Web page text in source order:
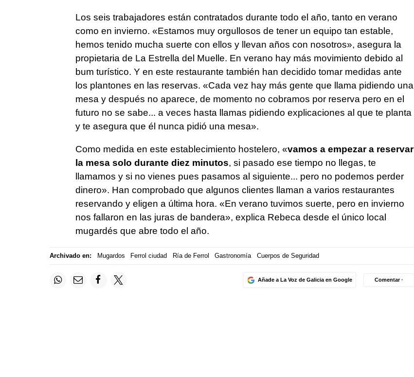
Los seis trabajadores están contratados durante todo el año, tanto en verano
como en invierno. «Estamos muy orgullosos de tener un equipo tan estable,
hemos tenido mucha suerte con ellos y llevan años con nosotros», asegura la
propietaria de La Estrella del Muelle. En verano hay más movimiento debido al
bum turístico. Y en este restaurante también han decidido tomar medidas ante
los plantones en las reservas. «Cada vez hay más gente que llama pidiendo una
mesa y después no aparece, de momento no cobramos por reserva pero en el
futuro no se sabe... a veces hasta llamas pidiendo explicaciones al que te planta
y te asegura que él nunca pidió una mesa».
Como medida en este establecimiento hostelero, «vamos a empezar a reservar
la mesa solo durante diez minutos, si pasado ese tiempo no llegas, te
llamamos y si no vienes pues pasamos al siguiente... pero no podemos perder
dinero». Han comprobado que algunos clientes llaman a varios restaurantes
reservando y eligen a última hora. «En verano tuvimos suerte, pero en invierno
nos fallaron en las juras de bandera», explica Rebeca desde el único local
mugardés que abre todo el año.
Archivado en: Mugardos Ferrol ciudad Ría de Ferrol Gastronomía Cuerpos de Seguridad
Añade a La Voz de Galicia en Google Comentar ·